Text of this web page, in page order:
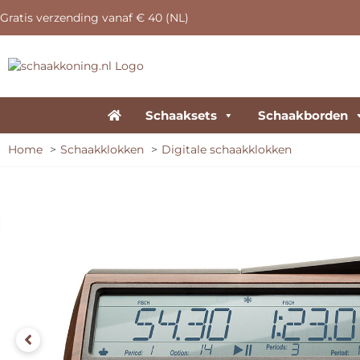
Gratis verzending vanaf € 40 (NL)
Schaaksets Schaakborden
Home Schaakklokken Digitale schaakklokken